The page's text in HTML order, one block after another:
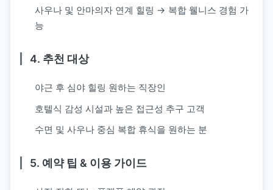
사우나 및 안마의자 연계 힐링 → 복합 웰니스 경험 가
능
4. 추천 대상
야근 후 심야 힐링 원하는 직장인
호텔식 감성 시설과 높은 접근성 추구 고객
수면 및 사우나 중심 복합 휴식을 원하는 분
5. 예약 팁 & 이용 가이드